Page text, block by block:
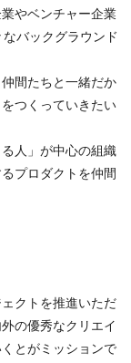
やベンチャー企業
バックグラウンド
間たちと一緒だか
つくっていきたい
人」が中心の組織
プロダクトを仲間
クトを推進いただ
の優秀なクリエイ
とがミッションで